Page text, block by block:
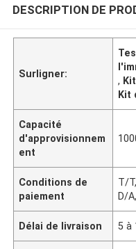
DESCRIPTION DE
Surligner:
,
Kit
Capacité
d'approvisionnem
ent
Conditions de
paiement
T/
D/
Délai de livraison 5 à